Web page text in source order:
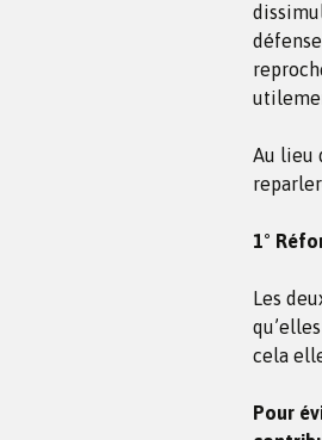
Au lieu
1°
Les
cela
Pour